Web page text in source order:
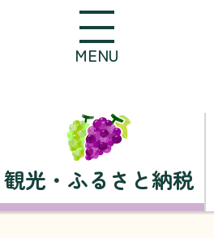
MENU
観光・ふるさと納税